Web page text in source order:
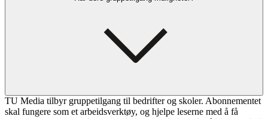
TU Media tilbyr gruppetilgang til bedrifter og skoler. Abonnementet
skal fungere som et arbeidsverktøy, og hjelpe leserne med å få